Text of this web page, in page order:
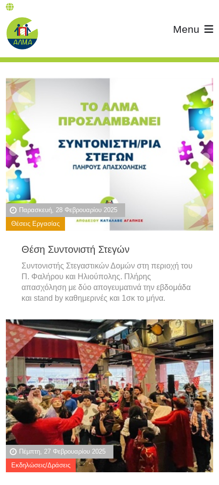
Menu
Παρασκευή, 28 Φεβρουαρίου 2025
Θέσεις Εργασίας
Θέση Συντονιστή Στεγών
Συντονιστής Στεγαστικών Δομών στη περιοχή του
Π. Φαλήρου και Ηλιούπολης. Πλήρης
απασχόληση με δύο απογευματινά την εβδομάδα
και stand by καθημερινές και 1σκ το μήνα.
Πέμπτη, 27 Φεβρουαρίου 2025
Εκδηλώσεις/Δράσεις